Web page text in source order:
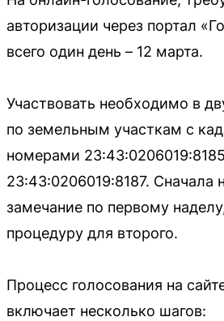
авторизации через портал
всего один день – 12 марта.
Участвовать необходимо в
по земельным участкам с
номерами
23:43:0206019:8187. Сначала
замечание по первому
процедуру для второго.
Процесс голосования на
включает несколько шагов: